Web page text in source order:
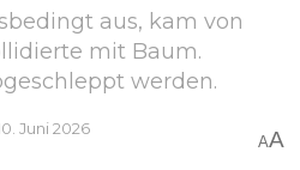
aus, kam von
mit Baum.
werden.
Juni 2026
AA